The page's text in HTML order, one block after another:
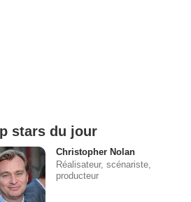
stars du jour
Christopher Nolan
Réalisateur, scénariste,
producteur